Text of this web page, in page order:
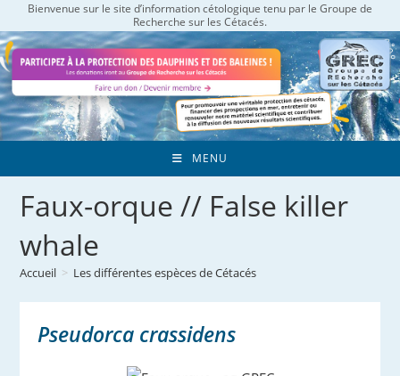
to
content
Bienvenue sur le site d’information cétologique tenu par le Groupe de
Recherche sur les Cétacés.
MENU
Faux-orque // False killer
whale
Accueil > Les différentes espèces de Cétacés
Pseudorca crassidens